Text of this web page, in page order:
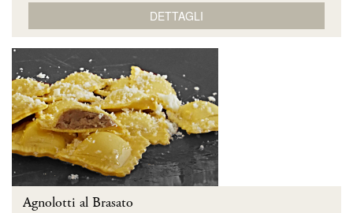
DETTAGLI
Agnolotti al Brasato